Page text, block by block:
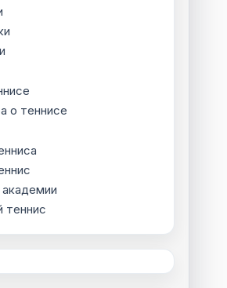
о теннисе
теннис